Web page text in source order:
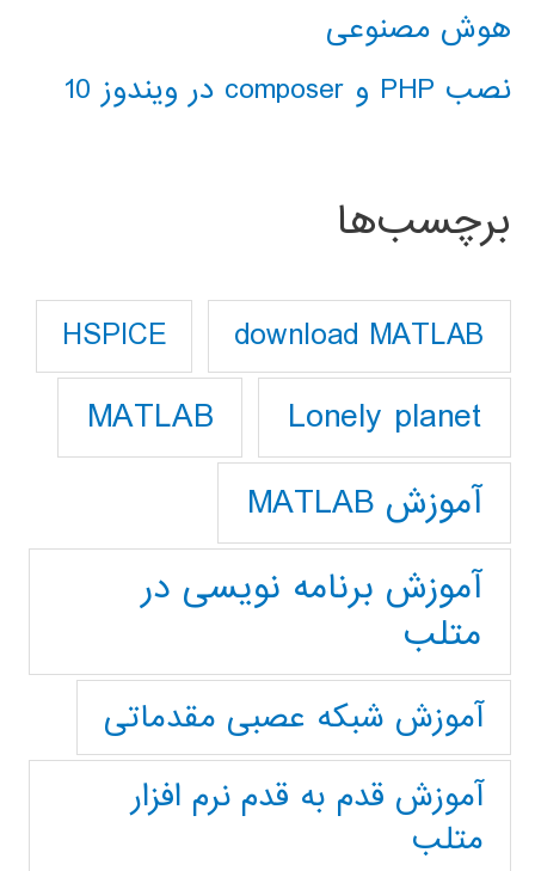
هوش مصنوعی
نصب PHP و composer در ویندوز 10
برچسب‌ها
download MATLAB
HSPICE
Lonely planet
MATLAB
آموزش MATLAB
آموزش برنامه نویسی در
متلب
آموزش شبکه عصبی مقدماتی
آموزش قدم به قدم نرم افزار
متلب